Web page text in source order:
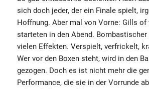
sich doch jeder, der ein Finale spielt,
Hoffnung. Aber mal von Vorne: Gills of
starteten in den Abend.
vielen Effekten. Verspielt, verfrickelt,
Wer vor den Boxen steht, wird in den
gezogen. Doch es ist nicht mehr die
Performance, die sie in der Vorrunde